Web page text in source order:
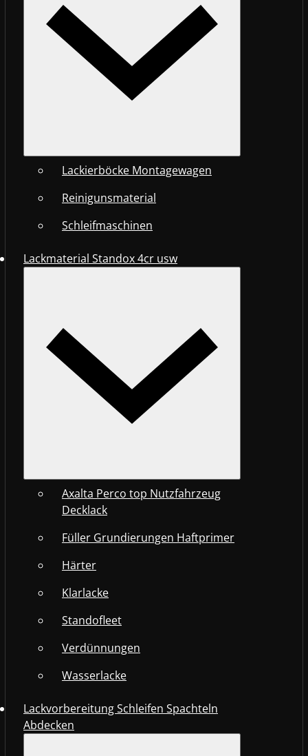
Lackierböcke Montagewagen
Reinigunsmaterial
Schleifmaschinen
Lackmaterial Standox 4cr usw
Axalta Perco top Nutzfahrzeug
Decklack
Füller Grundierungen Haftprimer
Härter
Klarlacke
Standofleet
Verdünnungen
Wasserlacke
Lackvorbereitung Schleifen Spachteln
Abdecken